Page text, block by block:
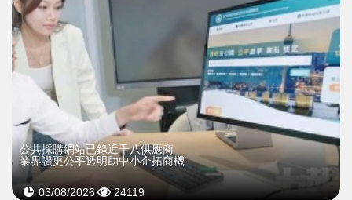
公共採購網站已錄近千八供應商
業界讚更公平透明助中小企拓商機
03/08/2026 24119